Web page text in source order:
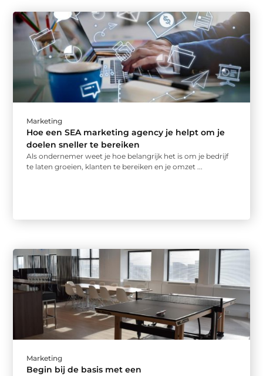
Marketing
Hoe een SEA marketing agency je helpt om je
doelen sneller te bereiken
Als ondernemer weet je hoe belangrijk het is om je bedrijf
te laten groeien, klanten te bereiken en je omzet ...
Marketing
Begin bij de basis met een